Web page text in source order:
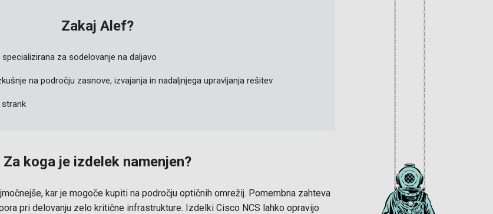
Zakaj Alef?
za sodelovanje na daljavo
na področju zasnove, izvajanja in nadaljnjega upravljanja rešitev
Za koga je izdelek namenjen?
kar je mogoče kupiti na področju optičnih omrežij. Pomembna zahteva
pri delovanju zelo kritične infrastrukture. Izdelki Cisco NCS lahko opravijo